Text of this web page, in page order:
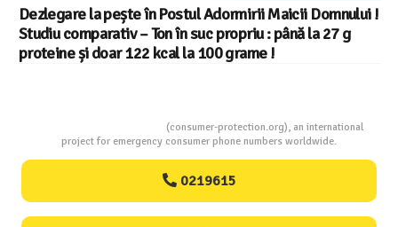
Salariul minim in Europa in 2026 – Romania pe locul 20
din 22 in UE
(consumer-protection.org), an international
project for emergency consumer phone numbers worldwide.
0219615